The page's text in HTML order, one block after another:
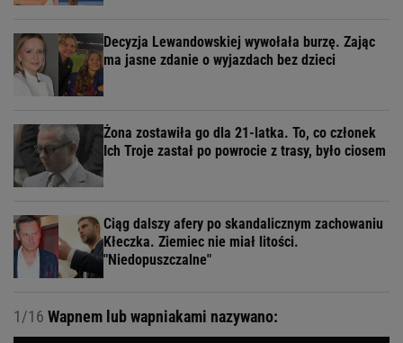
Decyzja Lewandowskiej wywołała burzę. Zając
ma jasne zdanie o wyjazdach bez dzieci
Żona zostawiła go dla 21-latka. To, co członek
Ich Troje zastał po powrocie z trasy, było ciosem
Ciąg dalszy afery po skandalicznym zachowaniu
Kłeczka. Ziemiec nie miał litości.
"Niedopuszczalne"
1/16 Wapnem lub wapniakami nazywano: